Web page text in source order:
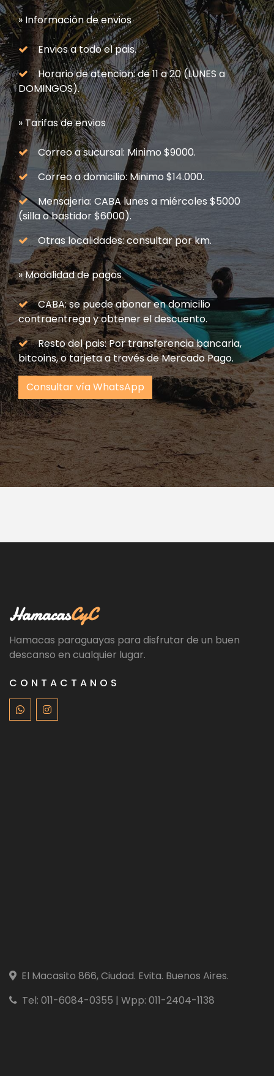
» Información de envios
Envios a todo el pais.
Horario de atencion: de 11 a 20 (LUNES a
DOMINGOS).
» Tarifas de envios
Correo a sucursal: Minimo $9000.
Correo a domicilio: Minimo $14.000.
Mensajeria: CABA lunes a miércoles $5000
(silla o bastidor $6000).
Otras localidades: consultar por km.
» Modalidad de pagos
CABA: se puede abonar en domicilio
contraentrega y obtener el descuento.
Resto del pais: Por transferencia bancaria,
bitcoins, o tarjeta a través de Mercado Pago.
Consultar vía WhatsApp
HamacasCyC
Hamacas paraguayas para disfrutar de un buen
descanso en cualquier lugar.
CONTACTANOS
El Macasito 866, Ciudad. Evita. Buenos Aires.
Tel: 011-6084-0355 | Wpp: 011-2404-1138